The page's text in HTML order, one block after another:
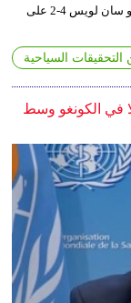
والمكسيكي، بعدما قاد إنتر ميامي إلى الفوز على أتلتيكو سان لويس 4-2 على
التحقيقات السياحية
في الكونغو وسط